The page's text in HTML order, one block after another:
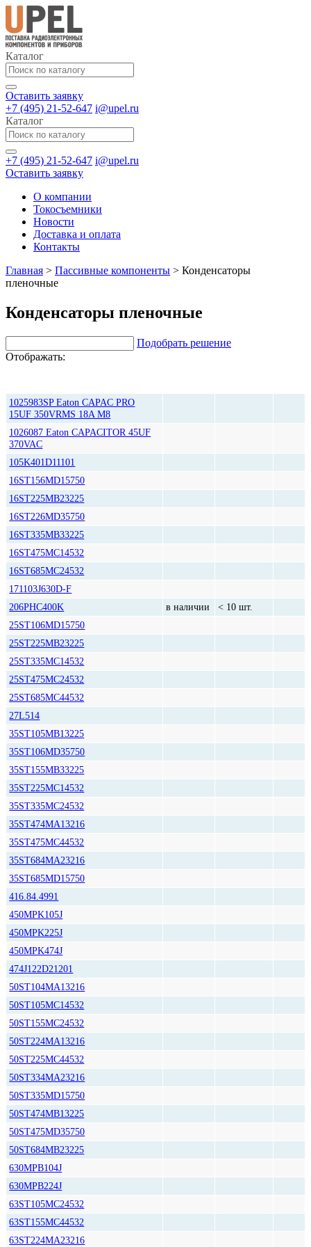
Каталог
Оставить заявку
+7 (495) 21-52-647 i@upel.ru
Каталог
+7 (495) 21-52-647 i@upel.ru
Оставить заявку
О компании
Токосъемники
Новости
Доставка и оплата
Контакты
Главная > Пассивные компоненты > Конденсаторы
пленочные
Конденсаторы пленочные
Подобрать решение
Отображать:
1025983SP Eaton CAPAC PRO
15UF 350VRMS 18A M8
1026087 Eaton CAPACITOR 45UF
370VAC
105K401D11101
16ST156MD15750
16ST225MB23225
16ST226MD35750
16ST335MB33225
16ST475MC14532
16ST685MC24532
171103J630D-F
206PHC400K
в наличии
< 10 шт.
25ST106MD15750
25ST225MB23225
25ST335MC14532
25ST475MC24532
25ST685MC44532
27L514
35ST105MB13225
35ST106MD35750
35ST155MB33225
35ST225MC14532
35ST335MC24532
35ST474MA13216
35ST475MC44532
35ST684MA23216
35ST685MD15750
416.84.4991
450MPK105J
450MPK225J
450MPK474J
474J122D21201
50ST104MA13216
50ST105MC14532
50ST155MC24532
50ST224MA13216
50ST225MC44532
50ST334MA23216
50ST335MD15750
50ST474MB13225
50ST475MD35750
50ST684MB23225
630MPB104J
630MPB224J
63ST105MC24532
63ST155MC44532
63ST224MA23216